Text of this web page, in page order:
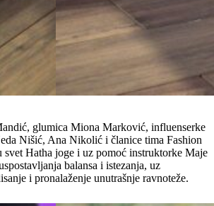
glumica Miona Marković, influenserke
Nišić, Ana Nikolić i članice tima Fashion
svet Hatha joge i uz pomoć instruktorke Maje
balansa i istezanja, uz
i pronalaženje unutrašnje ravnoteže.